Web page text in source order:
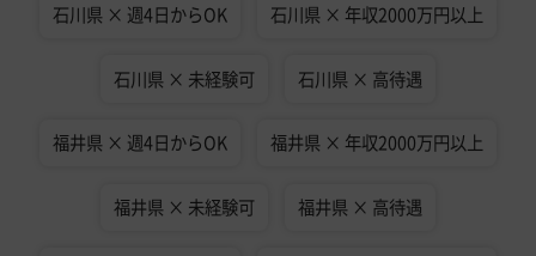
石川県 × 週4日からOK 石川県 × 年収2000万円以上
石川県 × 未経験可 石川県 × 高待遇
福井県 × 週4日からOK 福井県 × 年収2000万円以上
福井県 × 未経験可 福井県 × 高待遇